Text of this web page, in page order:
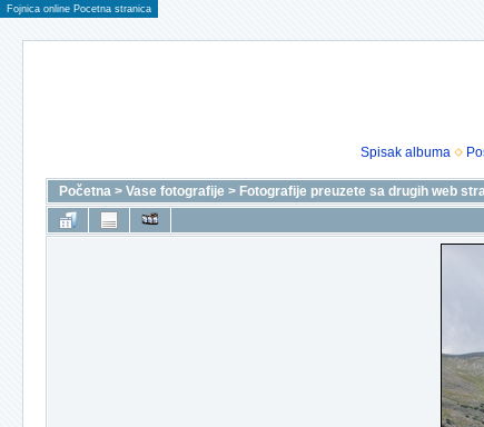
Fojnica online Pocetna stranica
Spisak albuma
Početna > Vase fotografije > Fotografije preuzete sa drugih web